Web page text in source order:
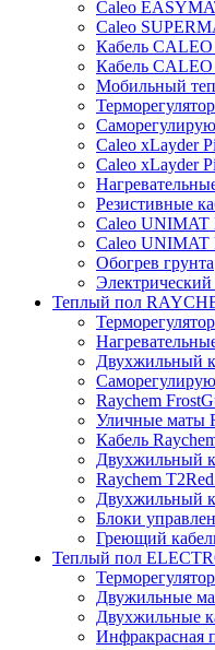
Caleo
Caleo
Кабель
Кабель
Мобильный
Caleo xLayder
Caleo xLayder
Резистивные
Caleo UNIMAT
Caleo
Обогрев грунта
Теплый пол
Двухжильный
Raychem
Уличные маты
Кабель
Двухжильный
Raychem
Двухжильный
Блоки
Греющий
Теплый пол
Двужильные
Двухжильные
Инфракрасная